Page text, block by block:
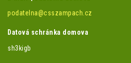
podatelna@csszampach.cz
Datová schránka domova
sh3kigb